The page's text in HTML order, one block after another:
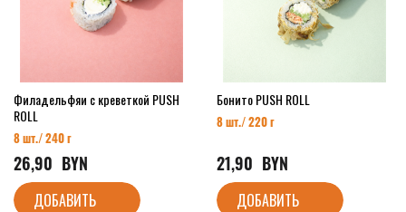
Филадельфяи с креветкой PUSH
ROLL
8 шт./ 240 г
26,90
  BYN
ДОБАВИТЬ
Бонито PUSH ROLL
8 шт./ 220 г
21,90
  BYN
ДОБАВИТЬ